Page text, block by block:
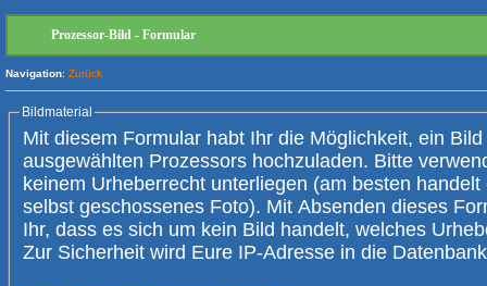
Prozessor-Bild - Formular
Navigation: Zurück
Bildmaterial
Mit diesem Formular habt Ihr die Möglichkeit, ein Bild
ausgewählten Prozessors hochzuladen. Bitte verwendet nur Bilder, die
keinem Urheberrecht unterliegen (am besten handelt es sich um ein
selbst geschossenes Foto). Mit Absenden dieses
Ihr, dass es sich um kein Bild handelt, welches Urheberrechte verletzt.
Zur Sicherheit wird Eure IP-